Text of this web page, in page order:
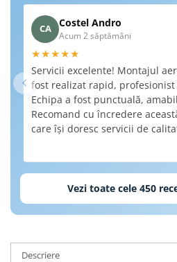
CA Costel Andro
Acum 2 săptămâni
★★★★★
Servicii excelente! Montajul
fost realizat rapid,
Echipa a fost punctuală,
Recomand cu încredere
care își doresc servicii de
Vezi toate cele 450
Descriere